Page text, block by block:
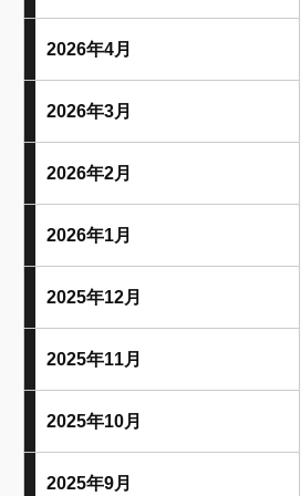
2026年4月
2026年3月
2026年2月
2026年1月
2025年12月
2025年11月
2025年10月
2025年9月